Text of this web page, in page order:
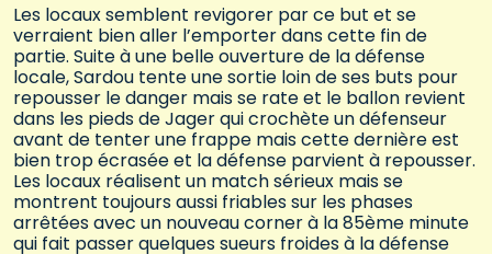
Les locaux semblent revigorer par ce but et se
verraient bien aller l’emporter dans cette fin de
partie. Suite à une belle ouverture de la défense
locale, Sardou tente une sortie loin de ses buts pour
repousser le danger mais se rate et le ballon revient
dans les pieds de Jager qui crochète un défenseur
avant de tenter une frappe mais cette dernière est
bien trop écrasée et la défense parvient à repousser.
Les locaux réalisent un match sérieux mais se
montrent toujours aussi friables sur les phases
arrêtées avec un nouveau corner à la 85ème minute
qui fait passer quelques sueurs froides à la défense